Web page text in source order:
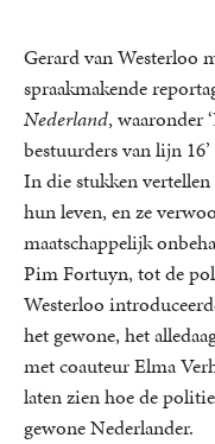
Gerard van Westerloo
spraakmakende
Nederland, waaronder
bestuurders van lijn
In die stukken
hun leven, en ze
maatschappelijk
Pim Fortuyn, tot de
Westerloo
het gewone, het
met coauteur Elma
laten zien hoe de
gewone Nederlander.